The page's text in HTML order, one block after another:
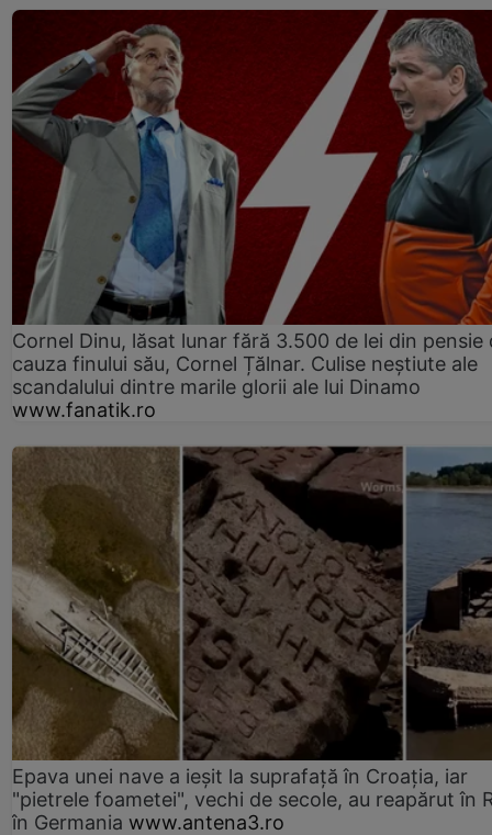
Cornel Dinu, lăsat lunar fără 3.500 de lei din pensie
cauza finului său, Cornel Țălnar. Culise neștiute ale
scandalului dintre marile glorii ale lui Dinamo
www.fanatik.ro
Epava unei nave a ieșit la suprafață în Croația, iar
"pietrele foametei", vechi de secole, au reapărut în
în Germania www.antena3.ro